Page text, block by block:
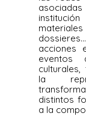
acciones
eventos
la
distintos
a la